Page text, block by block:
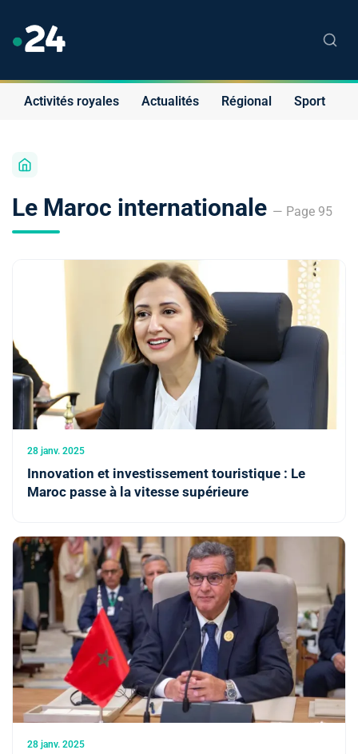
Activités royales Actualités Régional Sport
Le Maroc internationale — Page 95
28 janv. 2025
Innovation et investissement touristique : Le
Maroc passe à la vitesse supérieure
28 janv. 2025